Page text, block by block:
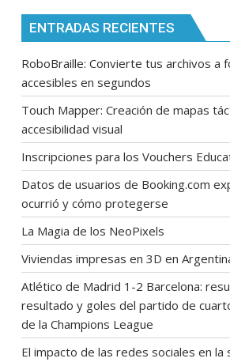
ENTRADAS RECIENTES
RoboBraille: Convierte tus archivos a
accesibles en segundos
Touch Mapper: Creación de mapas
accesibilidad visual
Inscripciones para los Vouchers
Datos de usuarios de Booking.com
ocurrió y cómo protegerse
La Magia de los NeoPixels
Viviendas impresas en 3D en
Atlético de Madrid 1-2 Barcelona:
resultado y goles del partido de
de la Champions League
El impacto de las redes sociales en la